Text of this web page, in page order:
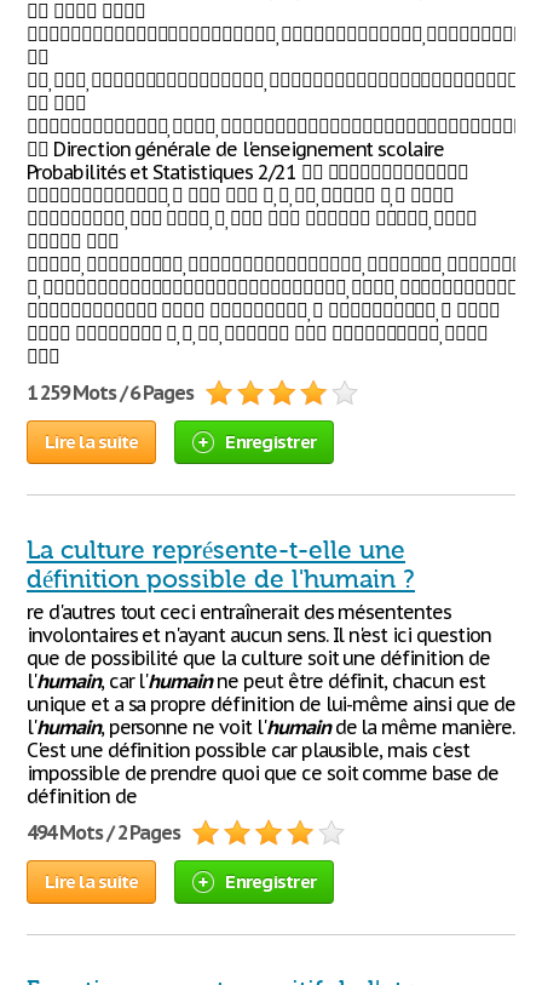
  

 
 Direction générale de l'enseignement scolaire
Probabilités et Statistiques 2/21  
     
    
 
    
    

1 259 Mots / 6 Pages
Lire la suite Enregistrer
La culture représente-t-elle une
définition possible de l'humain ?
re d'autres tout ceci entraînerait des mésententes
involontaires et n'ayant aucun sens. Il n'est ici question
que de possibilité que la culture soit une définition de
l'humain, car l'humainne peut être définit, chacun est
unique et a sa propre définition de lui-même ainsi que de
l'humain, personne ne voit l'humainde la même manière.
C'est une définition possible car plausible, mais c'est
impossible de prendre quoi que ce soit comme base de
définition de
494 Mots / 2 Pages
Lire la suite Enregistrer